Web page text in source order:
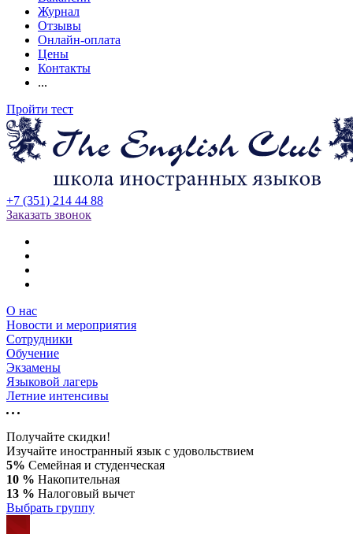
Журнал
Отзывы
Онлайн-оплата
Цены
Контакты
...
Пройти тест
+7 (351) 214 44 88
Заказать звонок
О нас
Новости и мероприятия
Сотрудники
Обучение
Экзамены
Языковой лагерь
Летние интенсивы
Получайте скидки!
Изучайте иностранный язык с удовольствием
5% Семейная и студенческая
10 % Накопительная
13 % Налоговый вычет
Выбрать группу